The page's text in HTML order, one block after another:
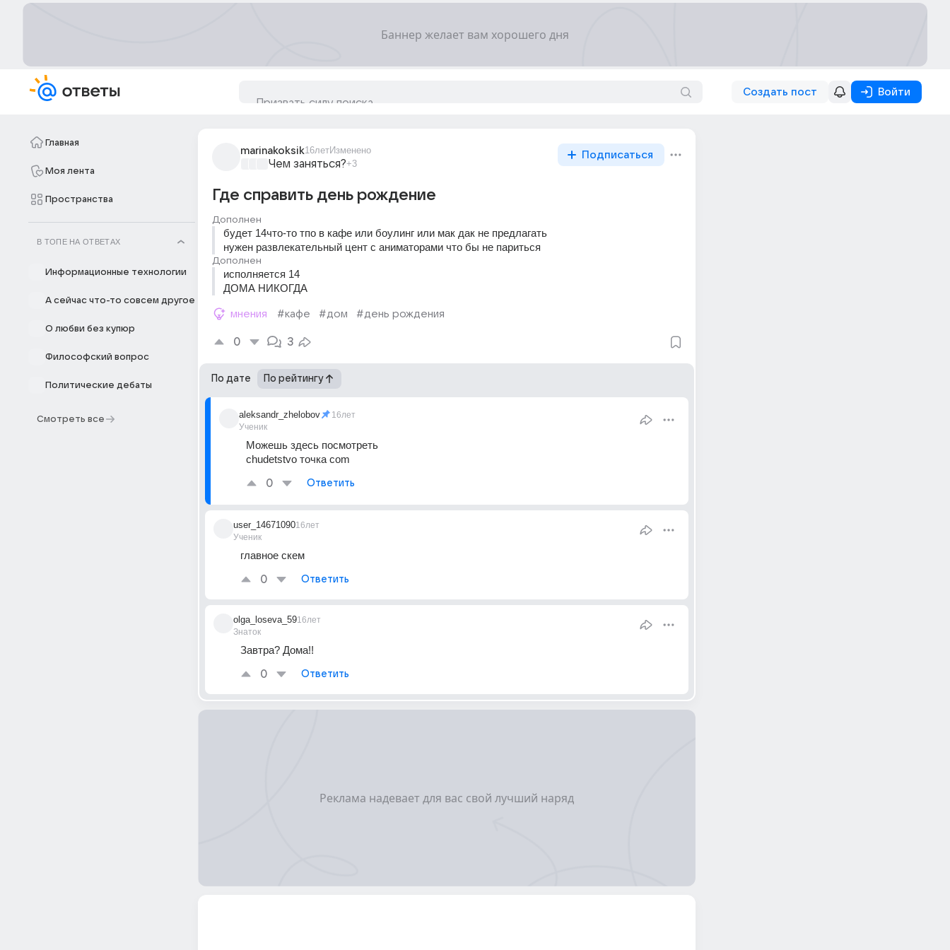
Создать пост Войти
Главная
Моя лента
Пространства
В ТОПЕ НА ОТВЕТАХ
Информационные технологии
А сейчас что-то совсем другое
О любви без купюр
Философский вопрос
Политические дебаты
Смотреть все
marinakoksik16летИзменено
Чем заняться?+3
Подписаться
Где справить день рождение
Дополнен
будет 14что-то тпо в кафе или боулинг или мак дак не предлагать
нужен развлекательный цент с аниматорами что бы не париться
Дополнен
исполняется 14
ДОМА НИКОГДА
мнения #кафе #дом #день рождения
0 3
По дате По рейтингу
aleksandr_zhelobov
Ученик
16лет
Можешь здесь посмотреть
chudetstvo точка com
0 Ответить
user_14671090
Ученик
16лет
главное скем
0 Ответить
olga_loseva_59
Знаток
16лет
Завтра? Дома!!
0 Ответить